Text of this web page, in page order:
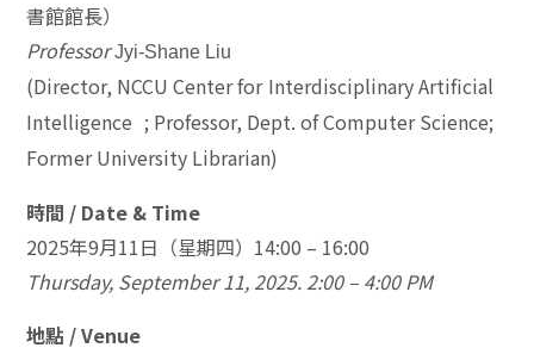
書館館長）
ProfessorJyi-Shane Liu
(Director, NCCU Center for Interdisciplinary Artificial
Intelligence ; Professor, Dept. of Computer Science;
Former University Librarian)
時間 / Date & Time
2025年9月11日（星期四）14:00 – 16:00
Thursday, September 11, 2025.2:00 – 4:00 PM
地點 / Venue